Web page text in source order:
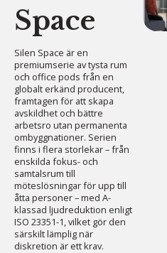
Space
Silen Space är en
premiumserie av tysta rum
och office pods från en
globalt erkänd producent,
framtagen för att skapa
avskildhet och bättre
arbetsro utan permanenta
ombyggnationer. Serien
finns i flera storlekar – från
enskilda fokus- och
samtalsrum till
möteslösningar för upp till
åtta personer – med A-
klassad ljudreduktion enligt
ISO 23351-1, vilket gör den
särskilt lämplig när
diskretion är ett krav.